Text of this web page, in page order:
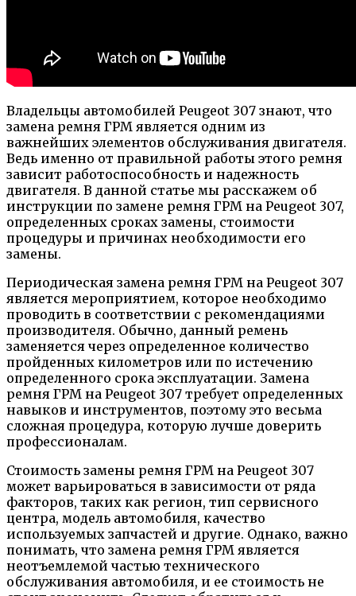
Владельцы автомобилей Peugeot 307 знают, что
замена ремня ГРМ является одним из
важнейших элементов обслуживания двигателя.
Ведь именно от правильной работы этого ремня
зависит работоспособность и надежность
двигателя. В данной статье мы расскажем об
инструкции по замене ремня ГРМ на Peugeot 307,
определенных сроках замены, стоимости
процедуры и причинах необходимости его
замены.
Периодическая замена ремня ГРМ на Peugeot 307
является мероприятием, которое необходимо
проводить в соответствии с рекомендациями
производителя. Обычно, данный ремень
заменяется через определенное количество
пройденных километров или по истечению
определенного срока эксплуатации. Замена
ремня ГРМ на Peugeot 307 требует определенных
навыков и инструментов, поэтому это весьма
сложная процедура, которую лучше доверить
профессионалам.
Стоимость замены ремня ГРМ на Peugeot 307
может варьироваться в зависимости от ряда
факторов, таких как регион, тип сервисного
центра, модель автомобиля, качество
используемых запчастей и другие. Однако, важно
понимать, что замена ремня ГРМ является
неотъемлемой частью технического
обслуживания автомобиля, и ее стоимость не